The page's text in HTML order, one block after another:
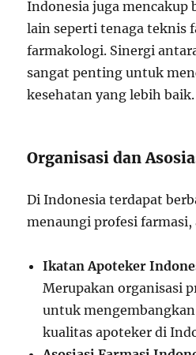
Indonesia juga mencakup
lain seperti tenaga teknis
farmakologi. Sinergi
sangat penting untuk
kesehatan yang lebih baik.
Organisasi dan
Di Indonesia terdapat
menaungi profesi farmasi,
Ikatan Apoteker
Merupakan organisasi
untuk
kualitas apoteker di